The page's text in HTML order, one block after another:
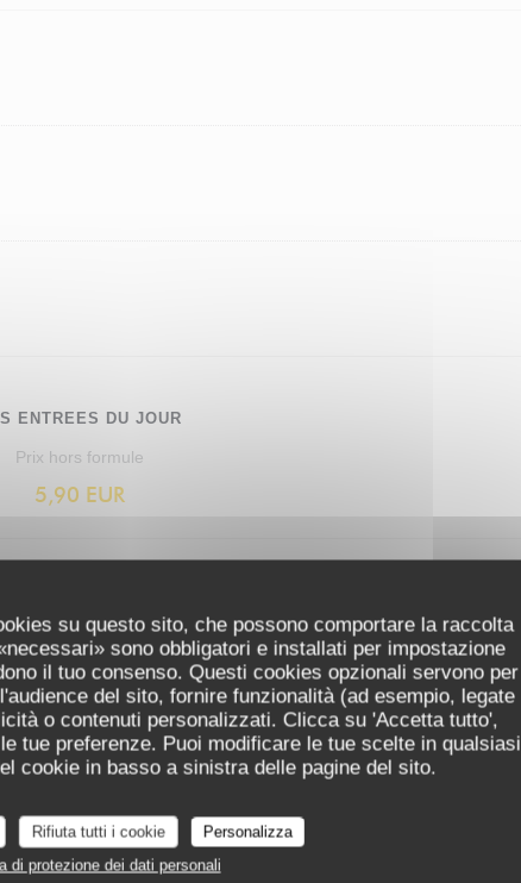
su questo sito, che possono comportare la raccolta
sono obbligatori e installati per impostazione
il tuo consenso. Questi cookies opzionali servono per
del sito, fornire funzionalità (ad esempio, legate
o contenuti personalizzati. Clicca su 'Accetta tutto',
tue preferenze. Puoi modificare le tue scelte in qualsiasi
cookie in basso a sinistra delle pagine del sito.
Rifiuta tutti i cookie
Personalizza
di protezione dei dati personali
ENTREES DU JOUR
Prix hors formule
5,90 EUR
LES PLATS DU JOUR
Prix Hors formule
13,90 EUR
LA CUIZINE